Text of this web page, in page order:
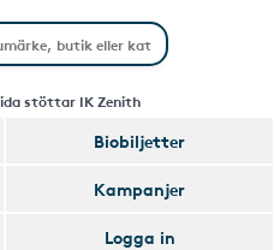
stöttar IK Zenith
Biobiljetter
Kampanjer
Logga in